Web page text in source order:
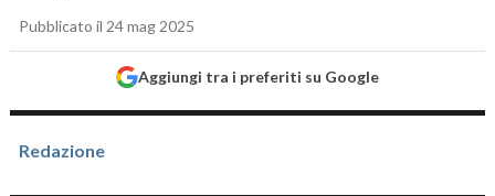
Pubblicato il 24 mag 2025
Aggiungi tra i preferiti su Google
Redazione